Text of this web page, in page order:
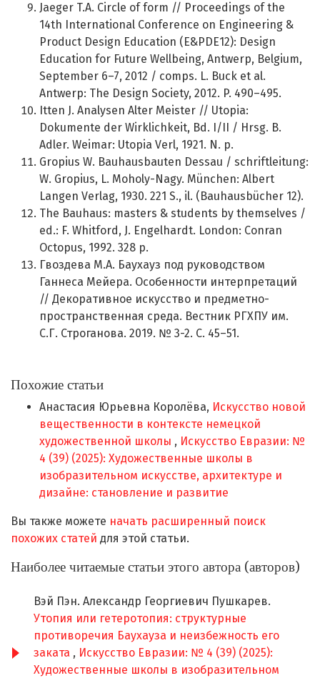
Jaeger T.A. Circle of form // Proceedings of the
14th International Conference on Engineering &
Product Design Education (E&PDE12): Design
Education for Future Wellbeing, Antwerp, Belgium,
September 6–7, 2012 / comps. L. Buck et al.
Antwerp: The Design Society, 2012. P. 490–495.
Itten J. Analysen Alter Meister // Utopia:
Dokumente der Wirklichkeit, Bd. I/II / Hrsg. B.
Adler. Weimar: Utopia Verl, 1921. N. p.
Gropius W. Bauhausbauten Dessau / schriftleitung:
W. Gropius, L. Moholy-Nagy. München: Albert
Langen Verlag, 1930. 221 S., il. (Bauhausbücher 12).
The Bauhaus: masters & students by themselves /
ed.: F. Whitford, J. Engelhardt. London: Conran
Octopus, 1992. 328 p.
Гвоздева М.А. Баухауз под руководством
Ганнеса Мейера. Особенности интерпретаций
// Декоративное искусство и предметно-
пространственная среда. Вестник РГХПУ им.
С.Г. Строганова. 2019. № 3-2. С. 45–51.
Похожие статьи
Анастасия Юрьевна Королёва, Искусство новой
вещественности в контексте немецкой
художественной школы , Искусство Евразии: №
4 (39) (2025): Художественные школы в
изобразительном искусстве, архитектуре и
дизайне: становление и развитие
Вы также можете начать расширенный поиск
похожих статей для этой статьи.
Наиболее читаемые статьи этого автора (авторов)
Вэй Пэн. Александр Георгиевич Пушкарев.
Утопия или гетеротопия: структурные
противоречия Баухауза и неизбежность его
заката , Искусство Евразии: № 4 (39) (2025):
Художественные школы в изобразительном